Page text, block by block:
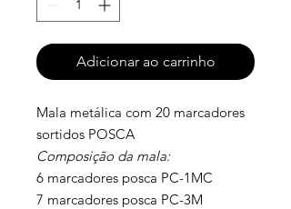
Adicionar ao carrinho
Mala metálica com 20 marcadores
sortidos POSCA
Composição da mala:
6 marcadores posca PC-1MC
7 marcadores posca PC-3M